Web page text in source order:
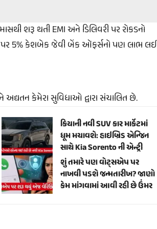
શરૂ થતી EMI અને ડિલિવરી પર રોકડનો
પર 5% કેશબેક જેવી બેંક ઑફર્સનો પણ લાભ લઈ
કેમેરા સુવિધાઓ દ્વારા સંચાલિત છે.
કિયાની નવી SUV કાર માર્કેટમાં
ધૂમ મચાવશે: હાઇબ્રિડ એન્જિન
સાથે Kia Sorento ની એન્ટ્રી
શું તમારે પણ વોટ્સએપ પર
નાખવી પડશે જન્મતારીખ? જાણો
કેમ માંગવામાં આવી રહી છે ઉંમર